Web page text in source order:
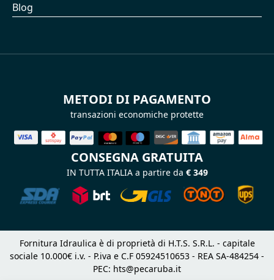
Blog
METODI DI PAGAMENTO
transazioni economiche protette
CONSEGNA GRATUITA
IN TUTTA ITALIA a partire da € 349
Fornitura Idraulica è di proprietà di H.T.S. S.R.L. - capitale
sociale 10.000€ i.v. - P.iva e C.F 05924510653 - REA SA-484254 -
PEC: hts@pecaruba.it